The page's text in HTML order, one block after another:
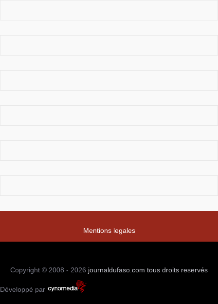
Mentions legales
Copyright © 2008 - 2026 journaldufaso.com tous droits reservés
Développé par